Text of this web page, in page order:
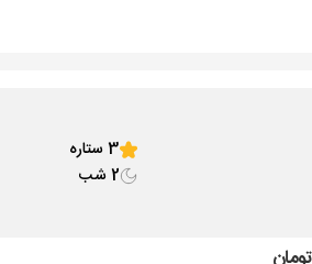
3 ستاره
2 شب